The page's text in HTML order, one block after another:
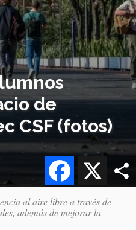
de
CSF (fotos)
X
Facebook
al aire libre a través de
además de mejorar la